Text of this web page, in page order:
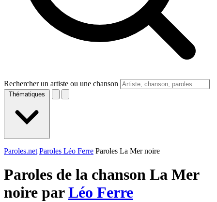
Rechercher un artiste ou une chanson
Thématiques
Paroles.net Paroles Léo Ferre Paroles La Mer noire
Paroles de la chanson La Mer
noire parLéo Ferre